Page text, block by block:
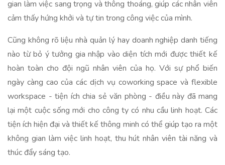
gian làm việc sang trọng và thông thoáng, giúp các nhân viên
cảm thấy hứng khởi và tự tin trong công việc của mình.
Cũng không rõ liệu nhà quản lý hay doanh nghiệp danh tiếng
nào từ bỏ ý tưởng gia nhập vào diện tích mới được thiết kế
hoàn toàn cho đội ngũ nhân viên của họ. Với sự phổ biến
ngày càng cao của các dịch vụ coworking space và flexible
workspace - tiện ích chia sẻ văn phòng - điều này đã mang
lại một cuộc sống mới cho công ty có nhu cầu linh hoạt. Các
tiện ích hiện đại và thiết kế thông minh có thể giúp tạo ra một
không gian làm việc linh hoạt, thu hút nhân viên tài năng và
thúc đẩy sáng tạo.